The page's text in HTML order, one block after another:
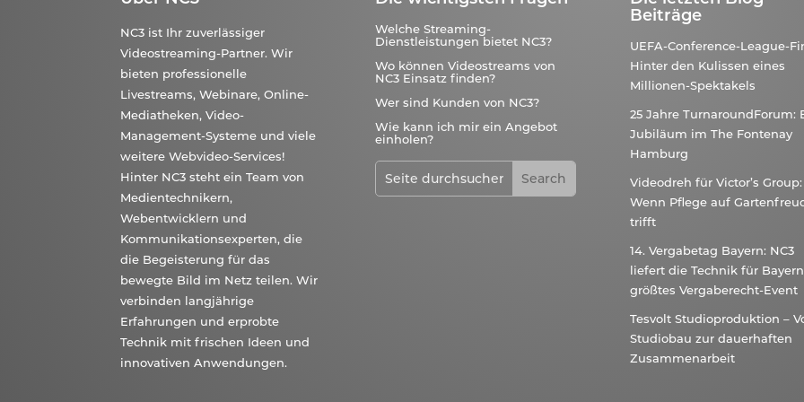
NC3 ist Ihr zuverlässiger
Videostreaming-Partner. Wir
bieten professionelle
Livestreams, Webinare, Online-
Mediatheken, Video-
Management-Systeme und viele
weitere Webvideo-Services!
Hinter NC3 steht ein Team von
Medientechnikern,
Webentwicklern und
Kommunikationsexperten, die
die Begeisterung für das
bewegte Bild im Netz teilen. Wir
verbinden langjährige
Erfahrungen und erprobte
Technik mit frischen Ideen und
innovativen Anwendungen.
Welche Streaming-
Dienstleistungen bietet NC3?
Wo können Videostreams von
NC3 Einsatz finden?
Wer sind Kunden von NC3?
Wie kann ich mir ein Angebot
einholen?
Beiträge
UEFA-Conference-League-
Hinter den Kulissen eines
Millionen-Spektakels
25 Jahre TurnaroundForum:
Jubiläum im The Fontenay
Hamburg
Videodreh für Victor’s Group:
Wenn Pflege auf
trifft
14. Vergabetag Bayern: NC3
liefert die Technik für
größtes Vergaberecht-Event
Tesvolt Studioproduktion –
Studiobau zur dauerhaften
Zusammenarbeit